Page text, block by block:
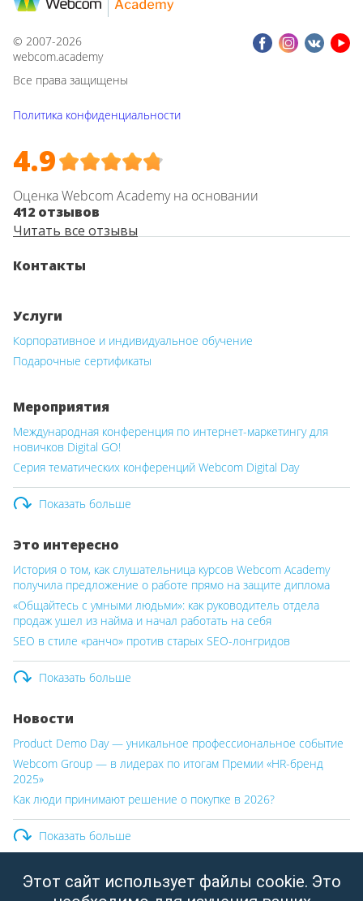
Этот сайт использует файлы cookie. Это
Контакты
© 2007-2026
webcom.academy
Все права защищены
Политика конфиденциальности
4.9
Оценка Webcom Academy на основании
412 отзывов
Читать все отзывы
Услуги
Корпоративное и индивидуальное обучение
Подарочные сертификаты
Мероприятия
Международная конференция по интернет-маркетингу для
новичков Digital GO!
Серия тематических конференций Webcom Digital Day
Показать больше
Это интересно
История о том, как слушательница курсов Webcom Academy
получила предложение о работе прямо на защите диплома
«Общайтесь с умными людьми»: как руководитель отдела
продаж ушел из найма и начал работать на себя
SEO в стиле «ранчо» против старых SEO-лонгридов
Показать больше
Новости
Product Demo Day — уникальное профессиональное событие
Webcom Group — в лидерах по итогам Премии «HR-бренд
2025»
Как люди принимают решение о покупке в 2026?
Показать больше
ООО «Вебком Групп»